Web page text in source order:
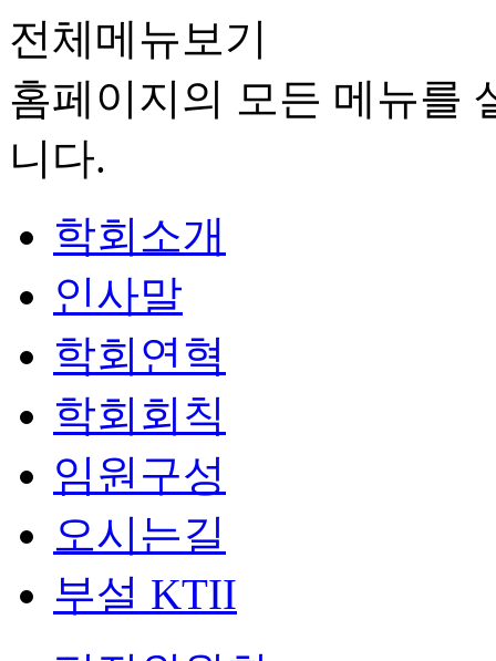
전체메뉴보기
홈페이지의 모든 메뉴를
니다.
학회소개
인사말
학회연혁
학회회칙
임원구성
오시는길
부설 KTII